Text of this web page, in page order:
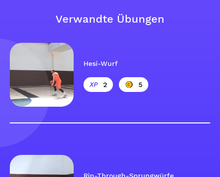
Verwandte Übungen
Hesi-Wurf
2 5